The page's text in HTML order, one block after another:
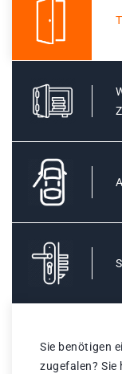
Sie benötigen
zugefalen? Sie